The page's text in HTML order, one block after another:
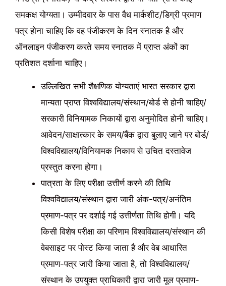
समकक्ष योग्यता। उम्मीदवार के पास वैध मार्कशीट/डिग्री प्रमाण
पत्र होना चाहिए कि वह पंजीकरण के दिन स्नातक है और
ऑनलाइन पंजीकरण करते समय स्नातक में प्राप्त अंकों का
प्रतिशत दर्शाना चाहिए।
उल्लिखित सभी शैक्षणिक योग्यताएं भारत सरकार द्वारा
मान्यता प्राप्त विश्वविद्यालय/संस्थान/बोर्ड से होनी चाहिए/
सरकारी विनियामक निकायों द्वारा अनुमोदित होनी चाहिए।
आवेदन/साक्षात्कार के समय/बैंक द्वारा बुलाए जाने पर बोर्ड/
विश्वविद्यालय/विनियामक निकाय से उचित दस्तावेज
प्रस्तुत करना होगा।
पात्रता के लिए परीक्षा उत्तीर्ण करने की तिथि
विश्वविद्यालय/संस्थान द्वारा जारी अंक-पत्र/अनंतिम
प्रमाण-पत्र पर दर्शाई गई उत्तीर्णता तिथि होगी। यदि
किसी विशेष परीक्षा का परिणाम विश्वविद्यालय/संस्थान की
वेबसाइट पर पोस्ट किया जाता है और वेब आधारित
प्रमाण-पत्र जारी किया जाता है, तो विश्वविद्यालय/
संस्थान के उपयुक्त प्राधिकारी द्वारा जारी मूल प्रमाण-